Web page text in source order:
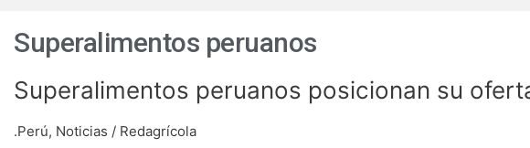
Superalimentos peruanos
Superalimentos peruanos posicionan su
.Perú, Noticias / Redagrícola
Superalimentos
peruanos
posicionan